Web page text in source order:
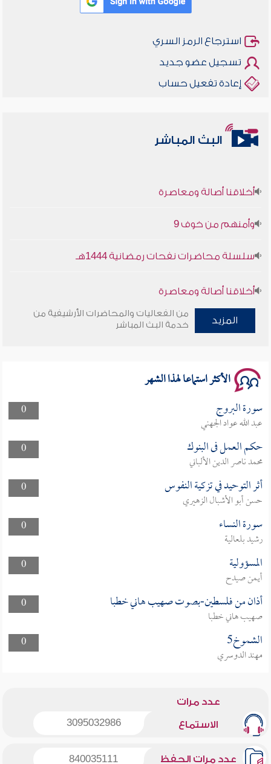
استرجاع الرمز السري
تسجيل عضو جديد
إعادة تفعيل حساب
البث المباشر
أخلاقنا أصالة ومعاصرة
وأمنهم من خوف 9
سلسلة محاضرات نفحات رمضانية 1444هـ
أخلاقنا أصالة ومعاصرة
وأمنهم من خوف 9
المزيد
من الفعاليات والمحاضرات الأرشيفية من
خدمة البث المباشر
الأكثر استماعا لهذا الشهر
0 سورة البروج
عبد الله عواد الجهني
0
حكم العمل فى البنوك
محمد ناصر الدين الألباني
0
أثر التوحيد في تزكية النفوس
حسن أبو الأشبال الزهيري
0
سورة النساء
رشيد بلعالية
0
المسؤولية
أيمن صيدح
0
أذان من فلسطين-بصوت صهيب هاني خطبا
صهيب هاني خطبا
0
الشموخ5
مهند الدوسري
عدد مرات
الاستماع 3095032986
عدد مرات الحفظ 840035111